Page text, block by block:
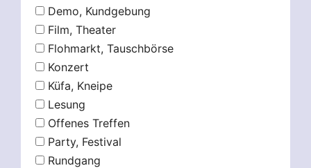
Demo, Kundgebung
Film, Theater
Flohmarkt, Tauschbörse
Konzert
Küfa, Kneipe
Lesung
Offenes Treffen
Party, Festival
Rundgang